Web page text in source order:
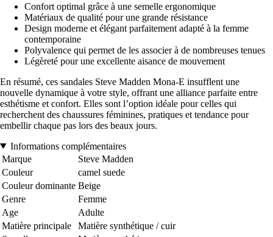
Confort optimal grâce à une semelle ergonomique
Matériaux de qualité pour une grande résistance
Design moderne et élégant parfaitement adapté à la femme
contemporaine
Polyvalence qui permet de les associer à de nombreuses tenues
Légèreté pour une excellente aisance de mouvement
En résumé, ces sandales Steve Madden Mona-E insufflent une
nouvelle dynamique à votre style, offrant une alliance parfaite entre
esthétisme et confort. Elles sont l’option idéale pour celles qui
recherchent des chaussures féminines, pratiques et tendance pour
embellir chaque pas lors des beaux jours.
Informations complémentaires
Marque
Steve Madden
Couleur
camel suede
Couleur dominante Beige
Genre
Femme
Age
Adulte
Matière principale
Matière synthétique / cuir